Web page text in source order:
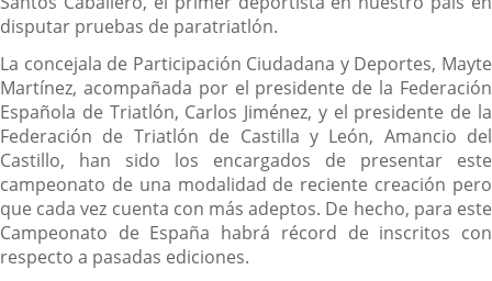
disputar pruebas de paratriatlón.
La concejala de Participación Ciudadana y Deportes, Mayte
Martínez, acompañada por el presidente de la Federación
Española de Triatlón, Carlos Jiménez, y el presidente de la
Federación de Triatlón de Castilla y León, Amancio del
Castillo, han sido los encargados de presentar este
campeonato de una modalidad de reciente creación pero
que cada vez cuenta con más adeptos. De hecho, para este
Campeonato de España habrá récord de inscritos con
respecto a pasadas ediciones.